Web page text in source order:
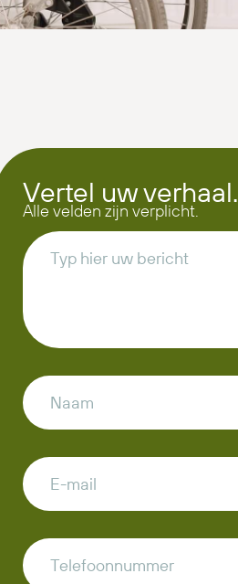
Vertel uw verhaal.
Alle velden zijn verplicht.